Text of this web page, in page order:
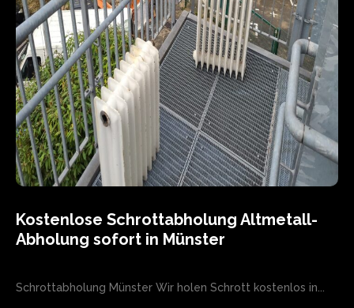
Kostenlose Schrottabholung Altmetall-
Abholung sofort in Münster
Schrottabholung Münster Wir holen Schrott kostenlos in...